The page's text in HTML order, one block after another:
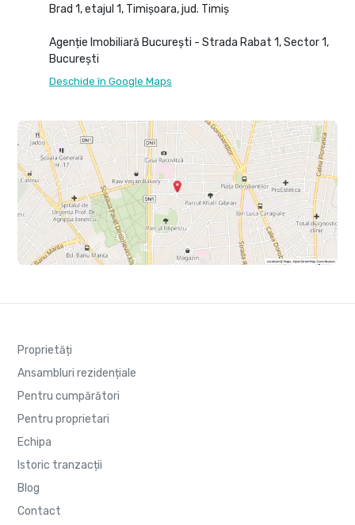
Brad 1, etajul 1, Timișoara, jud. Timiș
Agenție Imobiliară București - Strada Rabat 1, Sector 1,
București
Deschide în Google Maps
Proprietăți
Ansambluri rezidențiale
Pentru cumpărători
Pentru proprietari
Echipa
Istoric tranzacții
Blog
Contact